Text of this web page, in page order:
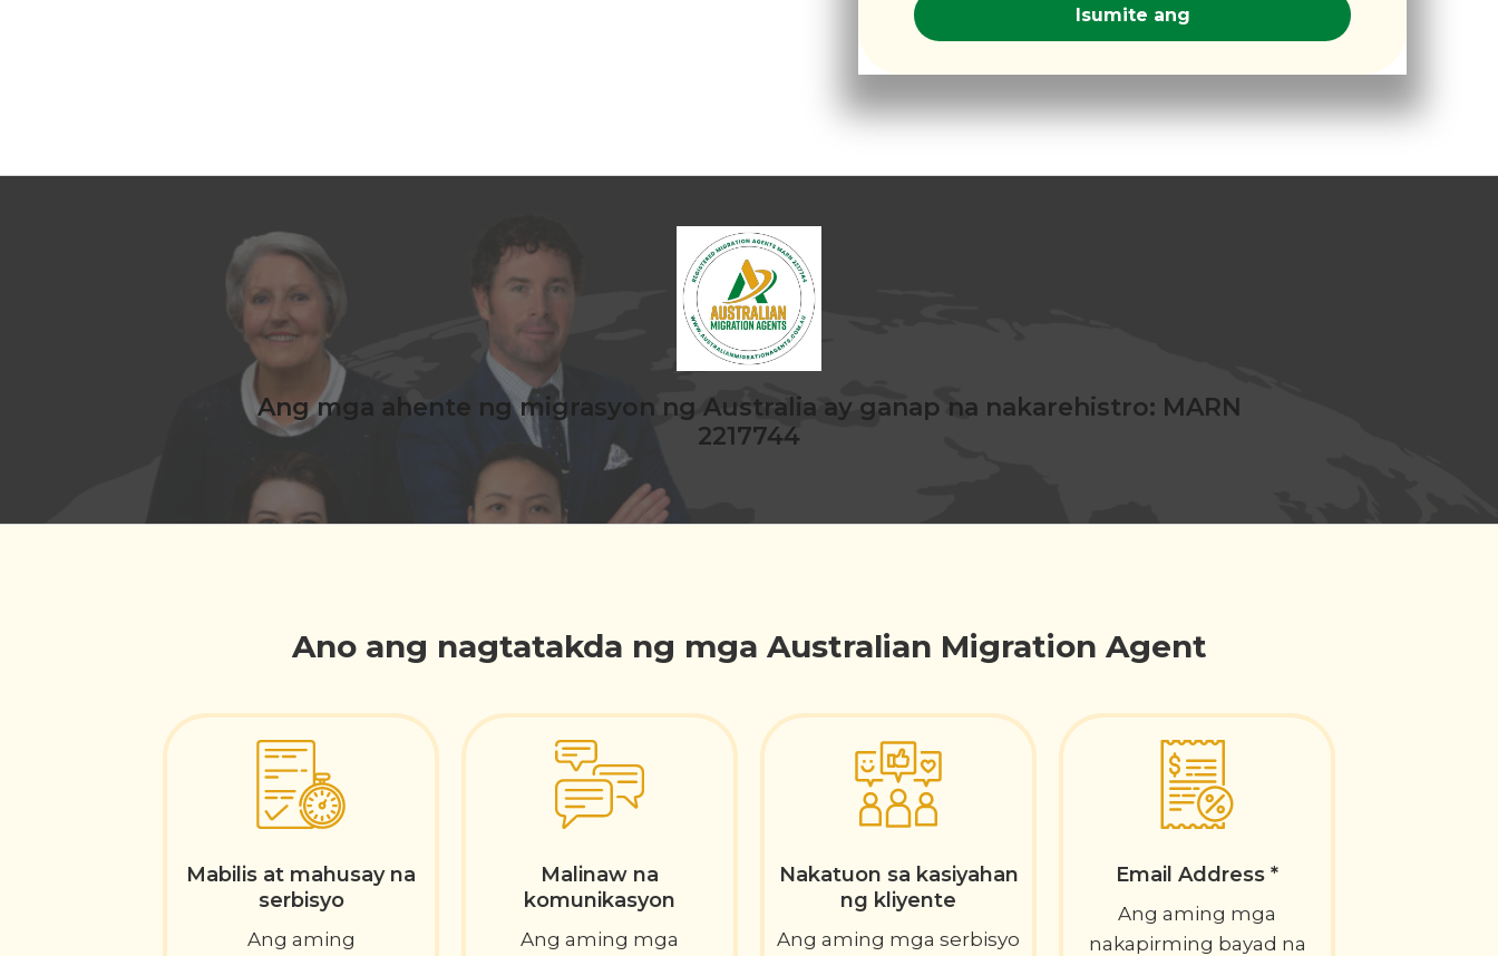
Ang mga ahente ng migrasyon ng Australia ay ganap na nakarehistro: MARN
2217744
Ano ang nagtatakda ng mga Australian Migration Agent
Mabilis at mahusay na
serbisyo
Ang aming
Malinaw na
komunikasyon
Ang aming mga
Nakatuon sa kasiyahan
ng kliyente
Ang aming mga serbisyo
Email Address *
Ang aming mga
nakapirming bayad na